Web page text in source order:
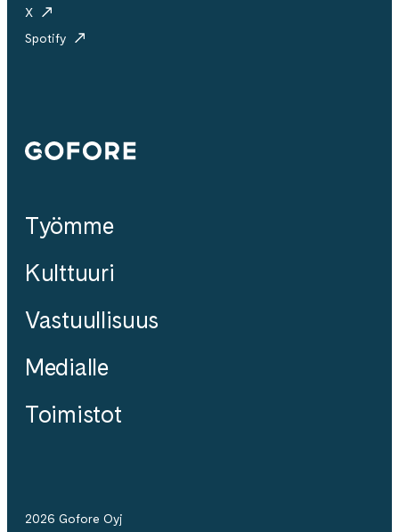
X
Spotify
Gofore
Työmme
Kulttuuri
Vastuullisuus
Medialle
Toimistot
2026 Gofore Oyj